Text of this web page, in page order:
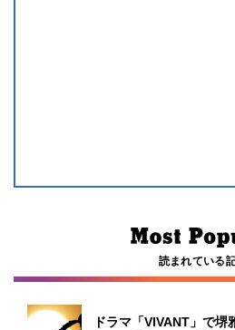
読まれている
ドラマ「VIVANT」で堺